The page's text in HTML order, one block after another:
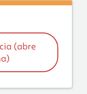
(abre